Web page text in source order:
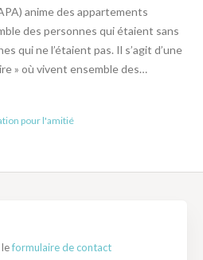
anime des appartements
des personnes qui étaient sans
qui ne l’étaient pas. Il s’agit d’une
» où vivent ensemble des…
pour l'amitié
leformulaire de contact